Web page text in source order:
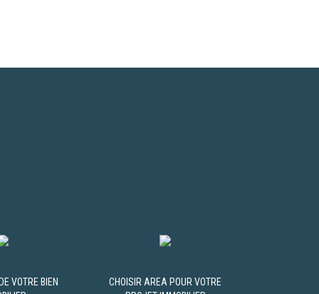
VOTRE BIEN
CHOISIR AREA POUR VOTRE